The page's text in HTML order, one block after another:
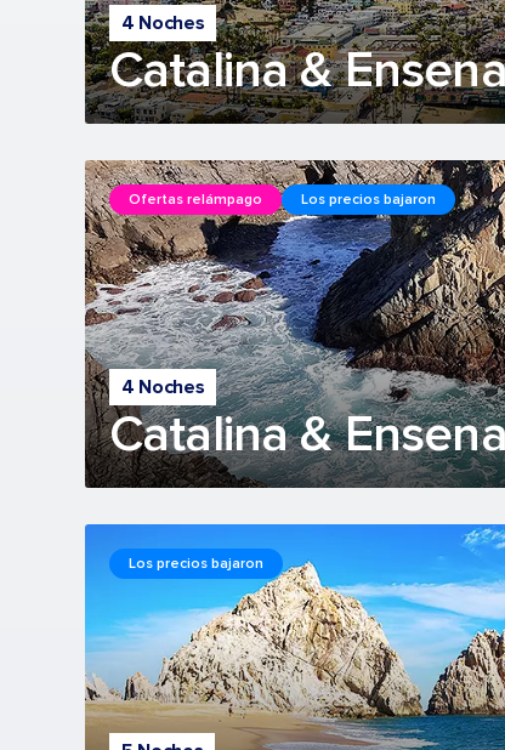
4 Noches
Catalina &
4 Noches
Catalina &
Ofertas relámpago Los precios bajaron
Los precios bajaron